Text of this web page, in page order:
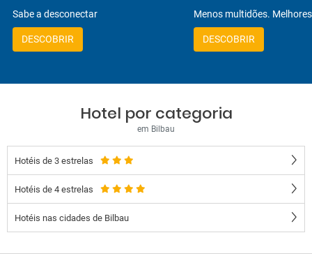
Sabe a desconectar
DESCOBRIR
Menos multidões.
DESCOBRIR
Hotel por categoria
em Bilbau
Hotéis de 3 estrelas
Hotéis de 4 estrelas
Hotéis nas cidades de Bilbau